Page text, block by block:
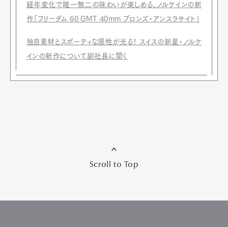
経年変化で唯一無二の味わいが楽しめる、ノルケインの新
作「フリーダム 60 GMT 40mm ブロンズ・アンスラサイト」
独自素材とスポーティな感性が光る！ スイスの新星・ノルケ
インの新作について副社長に聞く
Scroll to Top